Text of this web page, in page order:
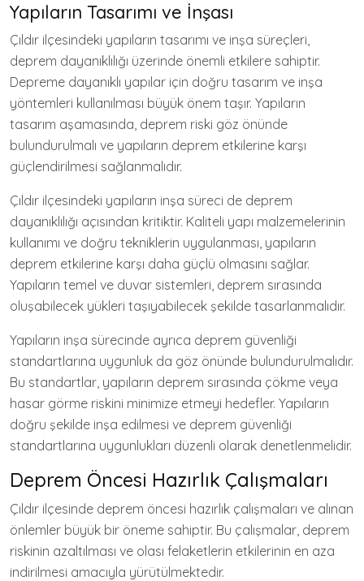
Yapıların Tasarımı ve İnşası
Çıldır ilçesindeki yapıların tasarımı ve inşa süreçleri,
deprem dayanıklılığı üzerinde önemli etkilere sahiptir.
Depreme dayanıklı yapılar için doğru tasarım ve inşa
yöntemleri kullanılması büyük önem taşır. Yapıların
tasarım aşamasında, deprem riski göz önünde
bulundurulmalı ve yapıların deprem etkilerine karşı
güçlendirilmesi sağlanmalıdır.
Çıldır ilçesindeki yapıların inşa süreci de deprem
dayanıklılığı açısından kritiktir. Kaliteli yapı malzemelerinin
kullanımı ve doğru tekniklerin uygulanması, yapıların
deprem etkilerine karşı daha güçlü olmasını sağlar.
Yapıların temel ve duvar sistemleri, deprem sırasında
oluşabilecek yükleri taşıyabilecek şekilde tasarlanmalıdır.
Yapıların inşa sürecinde ayrıca deprem güvenliği
standartlarına uygunluk da göz önünde bulundurulmalıdır.
Bu standartlar, yapıların deprem sırasında çökme veya
hasar görme riskini minimize etmeyi hedefler. Yapıların
doğru şekilde inşa edilmesi ve deprem güvenliği
standartlarına uygunlukları düzenli olarak denetlenmelidir.
Deprem Öncesi Hazırlık Çalışmaları
Çıldır ilçesinde deprem öncesi hazırlık çalışmaları ve alınan
önlemler büyük bir öneme sahiptir. Bu çalışmalar, deprem
riskinin azaltılması ve olası felaketlerin etkilerinin en aza
indirilmesi amacıyla yürütülmektedir.